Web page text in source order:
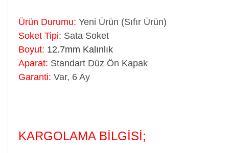
Ürün Durumu: Yeni Ürün (Sıfır Ürün)
Soket Tipi: Sata Soket
Boyut: 12.7mm Kalınlık
Aparat: Standart Düz Ön Kapak
Garanti: Var, 6 Ay
KARGOLAMA BİLGİSİ;